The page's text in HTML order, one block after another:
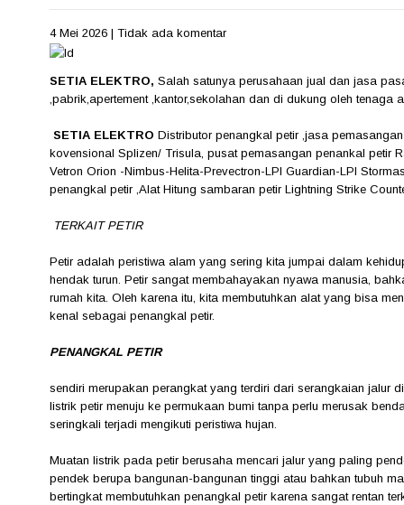
4 Mei 2026 | Tidak ada komentar
SETIA ELEKTRO, Salah satunya perusahaan jual dan jasa
,pabrik,apertement ,kantor,sekolahan dan di dukung oleh tenaga
SETIA ELEKTRO Distributor penangkal petir ,jasa
kovensional Splizen/ Trisula, pusat pemasangan penankal petir
Vetron Orion -Nimbus-Helita-Prevectron-LPI Guardian-LPI
penangkal petir ,Alat Hitung sambaran petir Lightning Strike
TERKAIT PETIR
Petir adalah peristiwa alam yang sering kita jumpai dalam
hendak turun. Petir sangat membahayakan nyawa manusia,
rumah kita. Oleh karena itu, kita membutuhkan alat yang bisa
kenal sebagai penangkal petir.
PENANGKAL PETIR
sendiri merupakan perangkat yang terdiri dari serangkaian jalur
listrik petir menuju ke permukaan bumi tanpa perlu merusak
seringkali terjadi mengikuti peristiwa hujan.
Muatan listrik pada petir berusaha mencari jalur yang paling
pendek berupa bangunan-bangunan tinggi atau bahkan tubuh
bertingkat membutuhkan penangkal petir karena sangat rentan